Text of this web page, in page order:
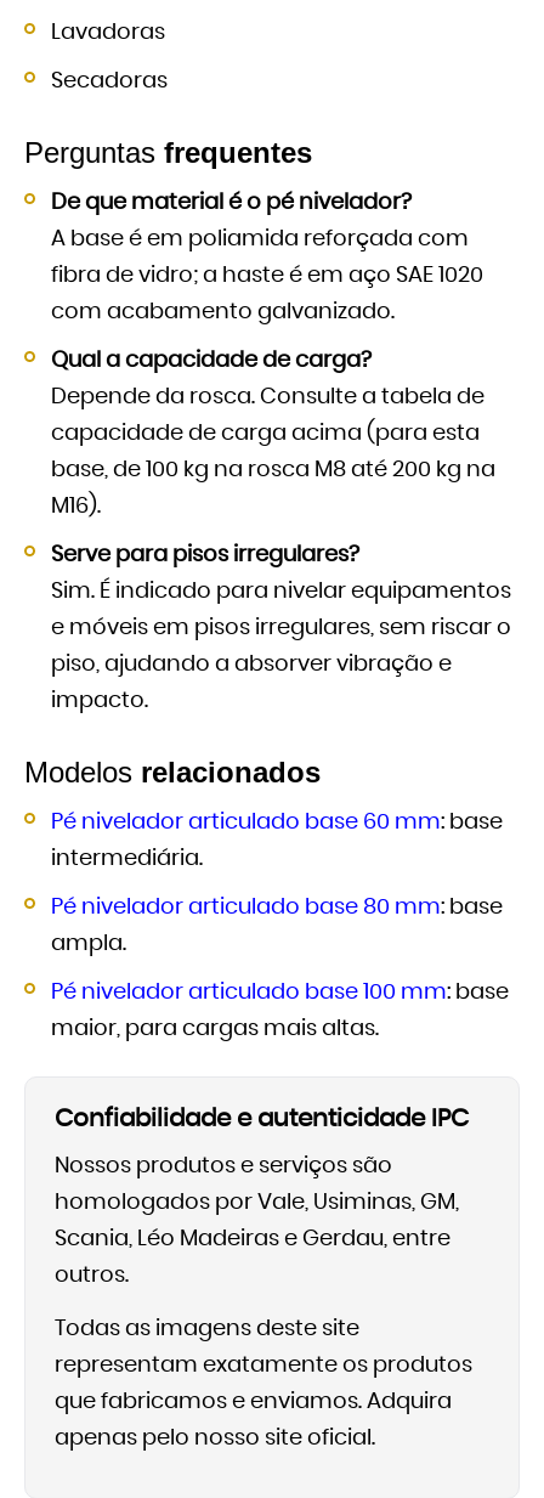
Lavadoras
Secadoras
Perguntas frequentes
De que material é o pé nivelador?
A base é em poliamida reforçada com
fibra de vidro; a haste é em aço SAE 1020
com acabamento galvanizado.
Qual a capacidade de carga?
Depende da rosca. Consulte a tabela de
capacidade de carga acima (para esta
base, de 100 kg na rosca M8 até 200 kg na
M16).
Serve para pisos irregulares?
Sim. É indicado para nivelar equipamentos
e móveis em pisos irregulares, sem riscar o
piso, ajudando a absorver vibração e
impacto.
Modelos relacionados
Pé nivelador articulado base 60 mm: base
intermediária.
Pé nivelador articulado base 80 mm: base
ampla.
Pé nivelador articulado base 100 mm: base
maior, para cargas mais altas.
Confiabilidade e autenticidade IPC
Nossos produtos e serviços são
homologados por Vale, Usiminas, GM,
Scania, Léo Madeiras e Gerdau, entre
outros.
Todas as imagens deste site
representam exatamente os produtos
que fabricamos e enviamos. Adquira
apenas pelo nosso site oficial.